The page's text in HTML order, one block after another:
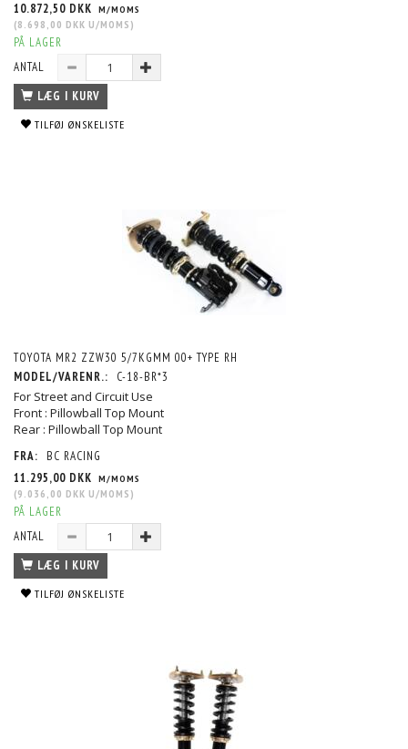
10.872,50 DKK M/MOMS
(8.698,00 DKK U/MOMS )
PÅ LAGER
ANTAL
LÆG I KURV
TILFØJ ØNSKELISTE
TOYOTA MR2 ZZW30 5/7KGMM 00+ TYPE RH
MODEL/VARENR.:
C-18-BR*3
For Street and Circuit Use
Front : Pillowball Top Mount
Rear : Pillowball Top Mount
FRA:
BC RACING
11.295,00 DKK M/MOMS
(9.036,00 DKK U/MOMS )
PÅ LAGER
ANTAL
LÆG I KURV
TILFØJ ØNSKELISTE